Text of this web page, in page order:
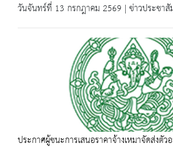
วันจันทร์ที่ 13 กรกฎาคม 2569 | ข่าวประชา
ประกาศผู้ชนะการเสนอราคาจ้างเหมาจัดส่งตัว